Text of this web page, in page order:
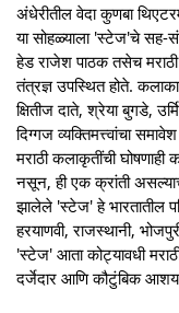
अंधेरीतील वेदा कुणबा
या सोहळ्याला 'स्टेज'चे सह-
हेड राजेश पाठक तसेच
तंत्रज्ञ उपस्थित होते.
क्षितीज दाते, श्रेया बुगडे,
दिग्गज व्यक्तिमत्त्वांचा
मराठी कलाकृतींची
नसून, ही एक क्रांती
झालेले 'स्टेज' हे भारतातील
हरयाणवी, राजस्थानी,
'स्टेज' आता कोट्यावधी मराठी
दर्जेदार आणि कौटुंबिक आशय